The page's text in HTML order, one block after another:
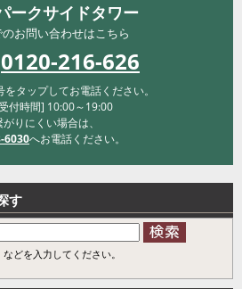
ークサイドタワー
お問い合わせはこちら
0120-216-626
タップしてお電話ください。
付時間] 10:00～19:00
りにくい場合は、
6030へお電話ください。
す
どを入力してください。